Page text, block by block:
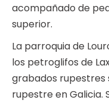
acompañado de
superior.
La parroquia de
los petroglifos de
grabados
rupestre en Galicia.